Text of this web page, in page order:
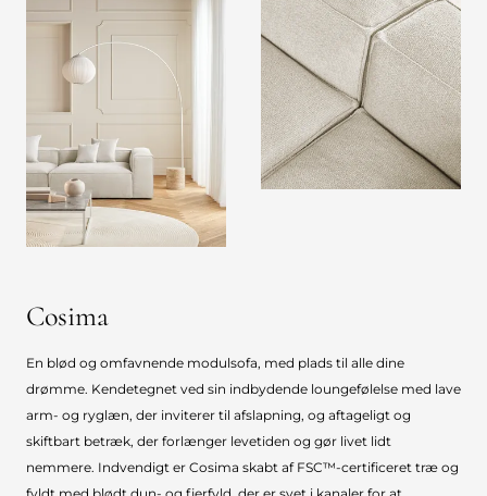
Cosima
En blød og omfavnende modulsofa, med plads til alle dine
drømme. Kendetegnet ved sin indbydende loungefølelse med lave
arm- og ryglæn, der inviterer til afslapning, og aftageligt og
skiftbart betræk, der forlænger levetiden og gør livet lidt
nemmere. Indvendigt er Cosima skabt af FSC™-certificeret træ og